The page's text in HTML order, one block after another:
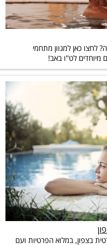
לחצו כאן למגוון מתחמי
מיוחדים לט"ו באב!
בצפון, במלוא הפרטיות ועם